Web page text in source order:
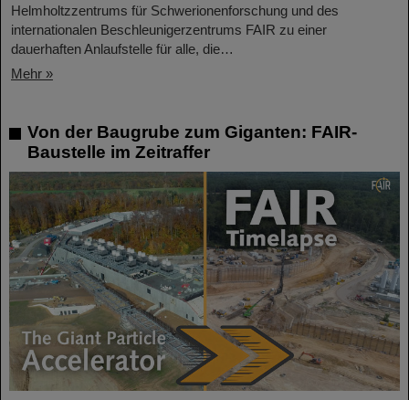
Helmholtzzentrums für Schwerionenforschung und des
internationalen Beschleunigerzentrums FAIR zu einer
dauerhaften Anlaufstelle für alle, die…
Mehr »
Von der Baugrube zum Giganten: FAIR-
Baustelle im Zeitraffer